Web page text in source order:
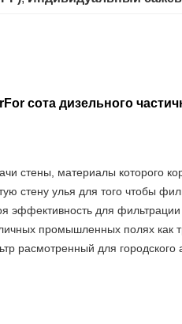
сота дизельного
стены, материалы которого
стену улья для того чтобы
эффективность для
промышленных полях как
расмотренный для